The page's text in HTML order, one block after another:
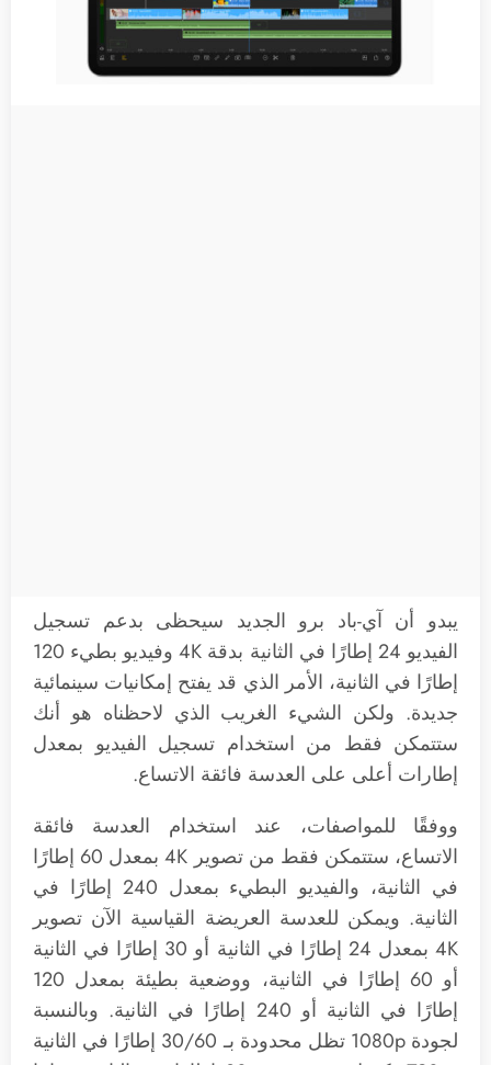
يبدو أن آي-باد برو الجديد سيحظى بدعم تسجيل
الفيديو 24 إطارًا في الثانية بدقة 4K وفيديو بطيء 120
إطارًا في الثانية، الأمر الذي قد يفتح إمكانيات سينمائية
جديدة. ولكن الشيء الغريب الذي لاحظناه هو أنك
ستتمكن فقط من استخدام تسجيل الفيديو بمعدل
إطارات أعلى على العدسة فائقة الاتساع.
ووفقًا للمواصفات، عند استخدام العدسة فائقة
الاتساع، ستتمكن فقط من تصوير 4K بمعدل 60 إطارًا
في الثانية، والفيديو البطيء بمعدل 240 إطارًا في
الثانية. ويمكن للعدسة العريضة القياسية الآن تصوير
4K بمعدل 24 إطارًا في الثانية أو 30 إطارًا في الثانية
أو 60 إطارًا في الثانية، ووضعية بطيئة بمعدل 120
إطارًا في الثانية أو 240 إطارًا في الثانية. وبالنسبة
لجودة 1080p تظل محدودة بـ 30/60 إطارًا في الثانية